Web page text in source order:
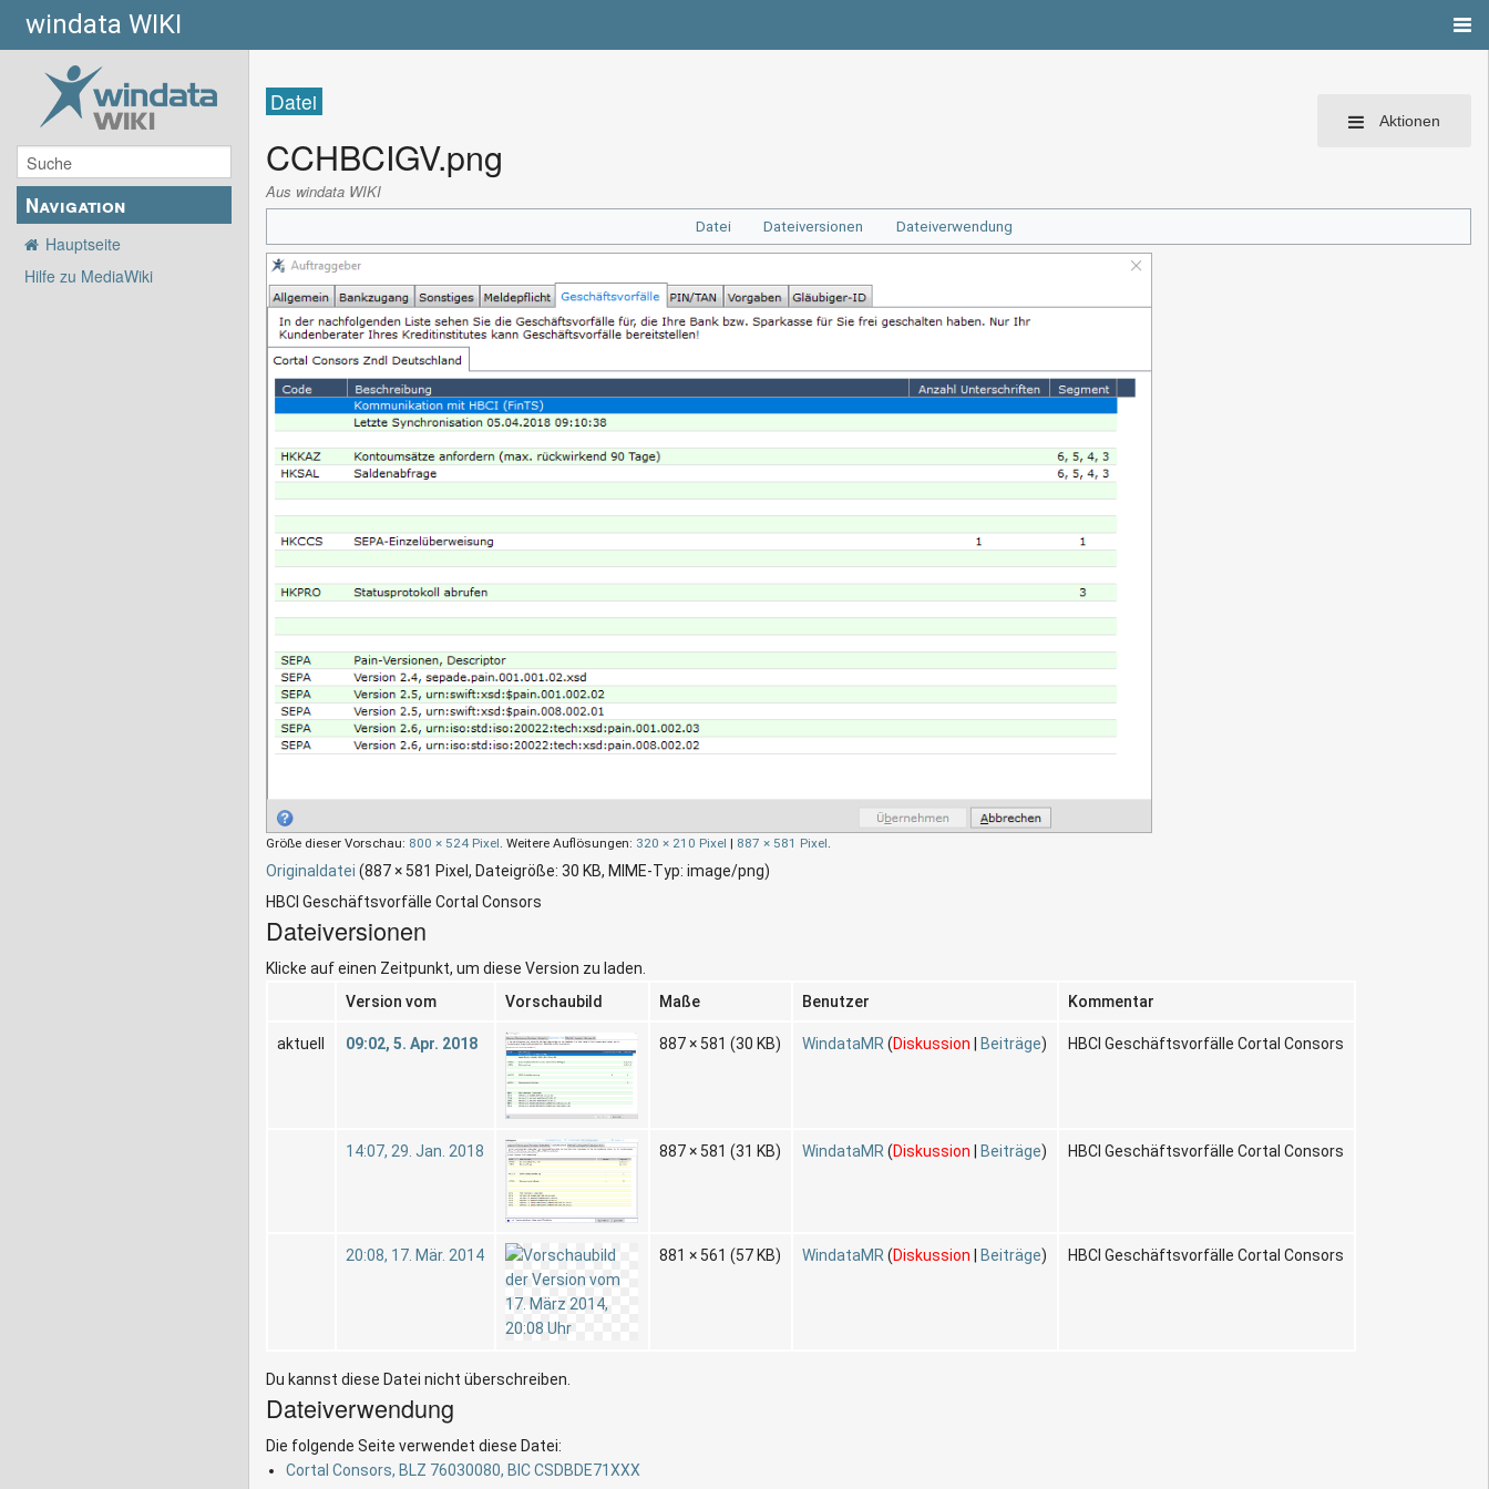
windata WIKI
Navigation
Hauptseite
Hilfe zu MediaWiki
Aktionen
Datei
CCHBCIGV.png
Aus windata WIKI
Datei Dateiversionen Dateiverwendung
Größe dieser Vorschau: 800 × 524 Pixel.Weitere Auflösungen: 320 × 210 Pixel | 887 × 581 Pixel.
Originaldatei ‎(887 × 581 Pixel, Dateigröße: 30 KB, MIME-Typ:image/png)
HBCI Geschäftsvorfälle Cortal Consors
Dateiversionen
Klicke auf einen Zeitpunkt, um diese Version zu laden.
Version vom
Vorschaubild Maße Benutzer Kommentar
aktuell 09:02, 5. Apr. 2018 887 × 581(30 KB) WindataMR (Diskussion Beiträge) HBCI Geschäftsvorfälle Cortal Consors
14:07, 29. Jan. 2018 887 × 581(31 KB) WindataMR (Diskussion Beiträge) HBCI Geschäftsvorfälle Cortal Consors
20:08, 17. Mär. 2014 881 × 561(57 KB) WindataMR (Diskussion Beiträge) HBCI Geschäftsvorfälle Cortal Consors
Du kannst diese Datei nicht überschreiben.
Dateiverwendung
Die folgende Seite verwendet diese Datei:
Cortal Consors, BLZ 76030080, BIC CSDBDE71XXX